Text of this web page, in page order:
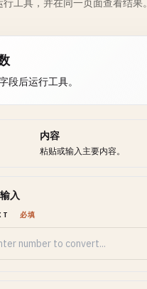
工具，并在同一页面查看结果。
段后运行工具。
内容
粘贴或输入主要内容。
入
必填